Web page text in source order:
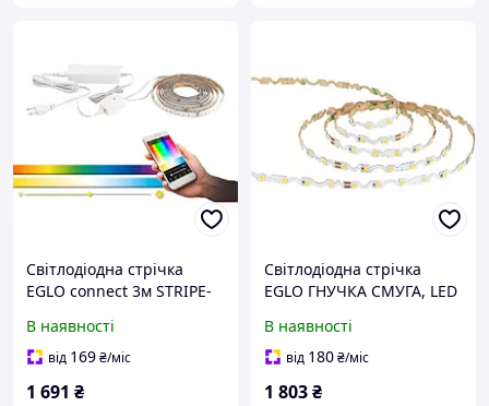
Світлодіодна стрічка
EGLO connect 3м STRIPE-
розумного будинку,
стрічка RGB самоклеюча
В наявності
від 169₴/міс
1 691 ₴
Світлодіодна стрічка
EGLO ГНУЧКА СМУГА, LED
стрічка самоклеящаяся і
укорочена, світлова
В наявності
від 180₴/міс
1 803₴